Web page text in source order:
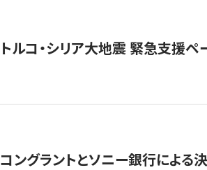
トルコ・シリア大地震 緊急支援
コングラントとソニー銀行による